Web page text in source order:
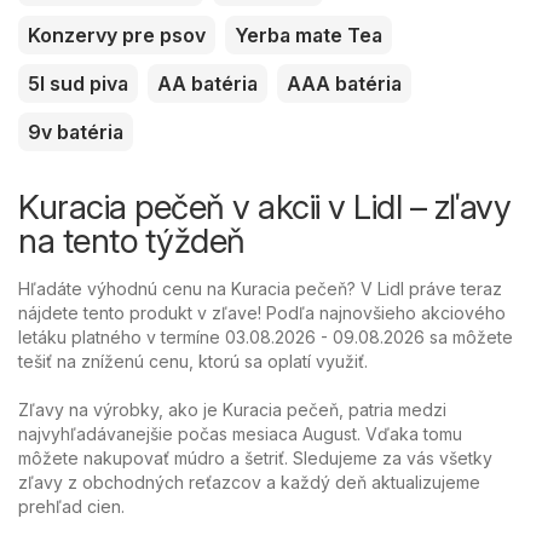
Konzervy pre psov
Yerba mate Tea
5l sud piva
AA batéria
AAA batéria
9v batéria
Kuracia pečeň v akcii v Lidl – zľavy
na tento týždeň
Hľadáte výhodnú cenu na Kuracia pečeň? V Lidl práve teraz
nájdete tento produkt v zľave! Podľa najnovšieho akciového
letáku platného v termíne 03.08.2026 - 09.08.2026 sa môžete
tešiť na zníženú cenu, ktorú sa oplatí využiť.
Zľavy na výrobky, ako je Kuracia pečeň, patria medzi
najvyhľadávanejšie počas mesiaca August. Vďaka tomu
môžete nakupovať múdro a šetriť. Sledujeme za vás všetky
zľavy z obchodných reťazcov a každý deň aktualizujeme
prehľad cien.